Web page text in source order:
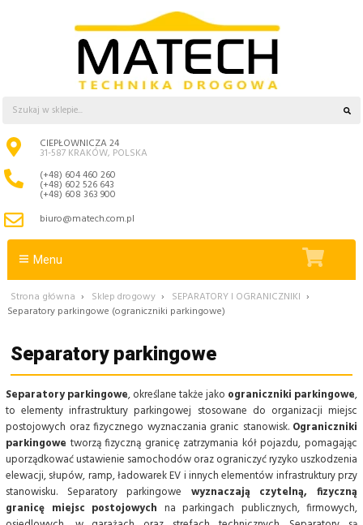
CIEPŁOWNICZA 24
31-587 KRAKÓW, POLSKA
(+48) 604 460 260
(+48) 602 526 643
(+48) 608 363 900
biuro@matech.com.pl
Menu
Strona główna › Sklep drogowy › SEPARATORY I OGRANICZNIKI ›
Separatory parkingowe (ograniczniki parkingowe)
Separatory parkingowe
Separatory parkingowe, określane także jako ograniczniki parkingowe,
to elementy infrastruktury parkingowej stosowane do organizacji miejsc
postojowych oraz fizycznego wyznaczania granic stanowisk. Ograniczniki
parkingowe tworzą fizyczną granicę zatrzymania kół pojazdu, pomagając
uporządkować ustawienie samochodów oraz ograniczyć ryzyko uszkodzenia
elewacji, słupów, ramp, ładowarek EV i innych elementów infrastruktury przy
stanowisku. Separatory parkingowe wyznaczają czytelną, fizyczną
granicę miejsc postojowych na parkingach publicznych, firmowych,